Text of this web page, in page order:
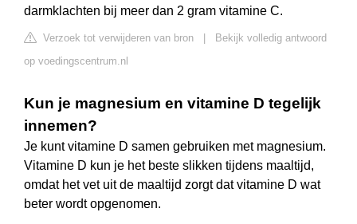
darmklachten bij meer dan 2 gram vitamine C.
Verzoek tot verwijderen van bron
Bekijk volledig antwoord
op voedingscentrum.nl
Kun je magnesium en vitamine D tegelijk
innemen?
Je kunt vitamine D samen gebruiken met magnesium.
Vitamine D kun je het beste slikken tijdens maaltijd,
omdat het vet uit de maaltijd zorgt dat vitamine D wat
beter wordt opgenomen.